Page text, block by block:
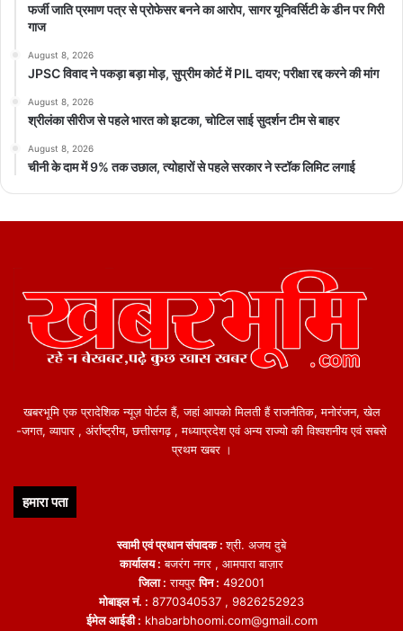
फर्जी जाति प्रमाण पत्र से प्रोफेसर बनने का आरोप, सागर यूनिवर्सिटी के डीन पर गिरी
गाज
August 8, 2026
JPSC विवाद ने पकड़ा बड़ा मोड़, सुप्रीम कोर्ट में PIL दायर; परीक्षा रद्द करने की मांग
August 8, 2026
श्रीलंका सीरीज से पहले भारत को झटका, चोटिल साई सुदर्शन टीम से बाहर
August 8, 2026
चीनी के दाम में 9% तक उछाल, त्योहारों से पहले सरकार ने स्टॉक लिमिट लगाई
खबरभूमि एक प्रादेशिक न्यूज़ पोर्टल हैं, जहां आपको मिलती हैं राजनैतिक, मनोरंजन, खेल
-जगत, व्यापार , अंर्राष्ट्रीय, छत्तीसगढ़ , मध्याप्रदेश एवं अन्य राज्यो की विश्वशनीय एवं सबसे
प्रथम खबर ।
हमारा पता
स्वामी एवं प्रधान संपादक :श्री. अजय दुबे
कार्यालय : बजरंग नगर , आमपारा बाज़ार
जिला : रायपुरपिन : 492001
मोबाइल नं. : 8770340537 , 9826252923
ईमेल आईडी : khabarbhoomi.com@gmail.com